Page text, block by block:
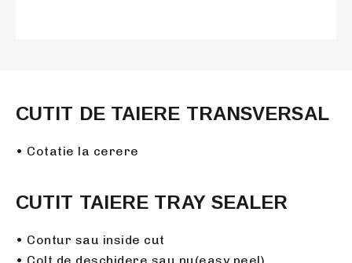
CUTIT DE TAIERE TRANSVERSAL
• Cotatie la cerere
CUTIT TAIERE TRAY SEALER
• Contur sau inside cut
• Colt de deschidere sau nu(easy peel)